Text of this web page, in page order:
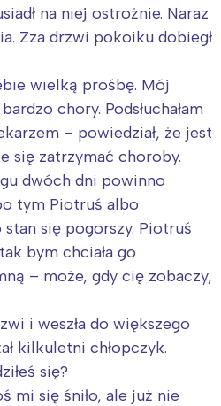
na niej ostrożnie. Naraz
Zza drzwi pokoiku dobiegł
wielką prośbę. Mój
chory. Podsłuchałam
– powiedział, że jest
się zatrzymać choroby.
dwóch dni powinno
tym Piotruś albo
się pogorszy. Piotruś
bym chciała go
– może, gdy cię zobaczy,
i weszła do większego
kilkuletni chłopczyk.
się?
mi się śniło, ale już nie